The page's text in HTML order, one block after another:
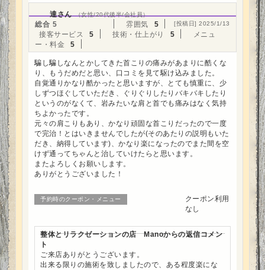
達さん （女性/20代後半/会社員）
[投稿日] 2025/1/13
総合 5 雰囲気
5
接客サービス
5 技術・仕上がり 5
メニュ
ー・料金
5
騙し騙しなんとかしてきた首こりの痛みがあまりに酷くな
り、もうだめだと思い、口コミを見て駆け込みました。
自覚通りかなり酷かったと思いますが、とても慎重に、少
しずつほぐしていただき、ぐりぐりしたりバキバキしたり
というのがなくて、岩みたいな肩と首でも痛みはなく気持
ちよかったです。
元々の肩こりもあり、かなり頑固な首こりだったので一度
で完治！とはいきませんでしたが(そのあたりの説明もいた
だき、納得しています)、かなり楽になったのでまた間を空
けず通ってちゃんと治していけたらと思います。
またよろしくお願いします。
ありがとうございました！
予約時のクーポン・メニュー
クーポン利用
なし
整体とリラクゼーションの店 Manoからの返信コメン
ト
ご来店ありがとうございます。
出来る限りの施術を致しましたので、ある程度楽にな